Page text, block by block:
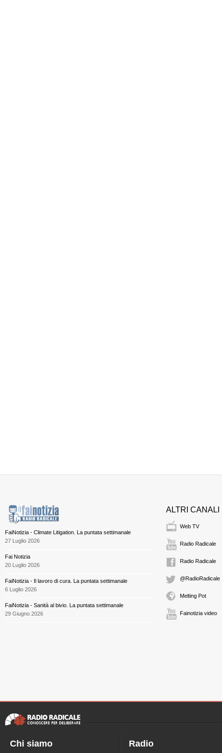
FaiNotizia - Climate Litigation. La puntata settimanale
27 Luglio 2026
Fai Notizia
20 Luglio 2026
FaiNotizia - Il lavoro di cura. La puntata settimanale
6 Luglio 2026
FaiNotizia - Sanità al bivio. La puntata settimanale
29 Giugno 2026
ALTRI CANALI
Web TV
Radio Radicale
Radio Radicale
@RadioRadicale
Melting Pot
Fainotizia video
Chi siamo Radio